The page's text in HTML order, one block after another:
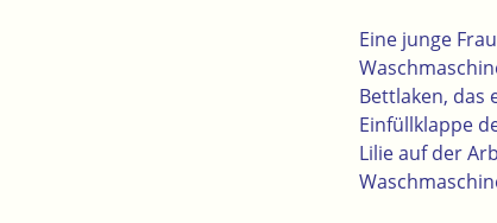
Eine junge
Bettlaken, das
Einfüllklappe
Lilie auf der